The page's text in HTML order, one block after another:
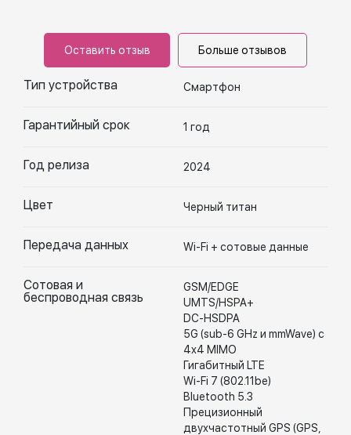
Оставить отзыв Больше отзывов
Тип устройства Смартфон
Гарантийный срок 1 год
Год релиза 2024
Цвет Черный титан
Передача данных Wi-Fi + сотовые данные
Сотовая и
беспроводная связь
GSM/EDGE
UMTS/HSPA+
DC-HSDPA
5G (sub-6 GHz и mmWave) с
4x4 MIMO
Гигабитный LTE
Wi-Fi 7 (802.11be)
Bluetooth 5.3
Прецизионный
двухчастотный GPS (GPS,